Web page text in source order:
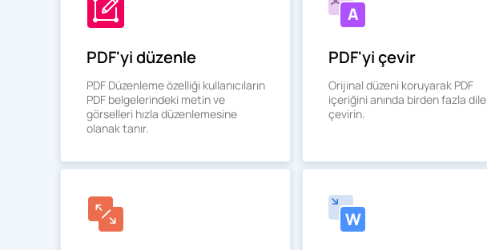
PDF'yi düzenle
PDF Düzenleme özelliği kullanıcıların
PDF belgelerindeki metin ve
görselleri hızla düzenlemesine
olanak tanır.
PDF'yi çevir
Orijinal düzeni koruyarak PDF
içeriğini anında birden fazla dile
çevirin.